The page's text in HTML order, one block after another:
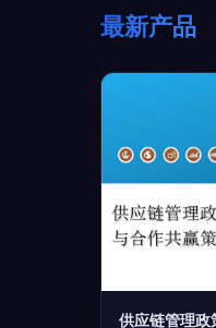
最新产品
供应链管理政